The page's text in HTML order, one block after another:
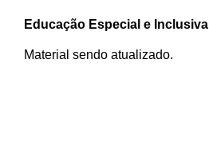
Educação Especial e Inclusiva
Material sendo atualizado.